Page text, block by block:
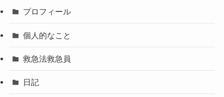
プロフィール
個人的なこと
救急法救急員
日記